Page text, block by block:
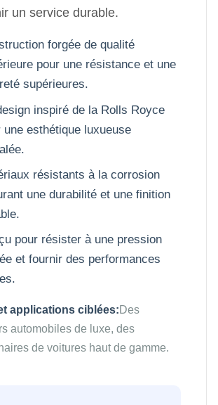
un service durable.
forgée de qualité
pour une résistance et une
supérieures.
inspiré de la Rolls Royce
une esthétique luxueuse
résistants à la corrosion
une durabilité et une finition
pour résister à une pression
et fournir des performances
applications ciblées: Des
automobiles de luxe, des
de voitures haut de gamme.